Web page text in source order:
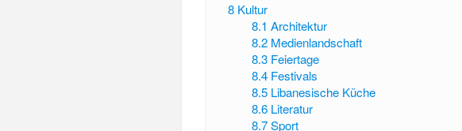
8 Kultur
8.1 Architektur
8.2 Medienlandschaft
8.3 Feiertage
8.4 Festivals
8.5 Libanesische Küche
8.6 Literatur
8.7 Sport